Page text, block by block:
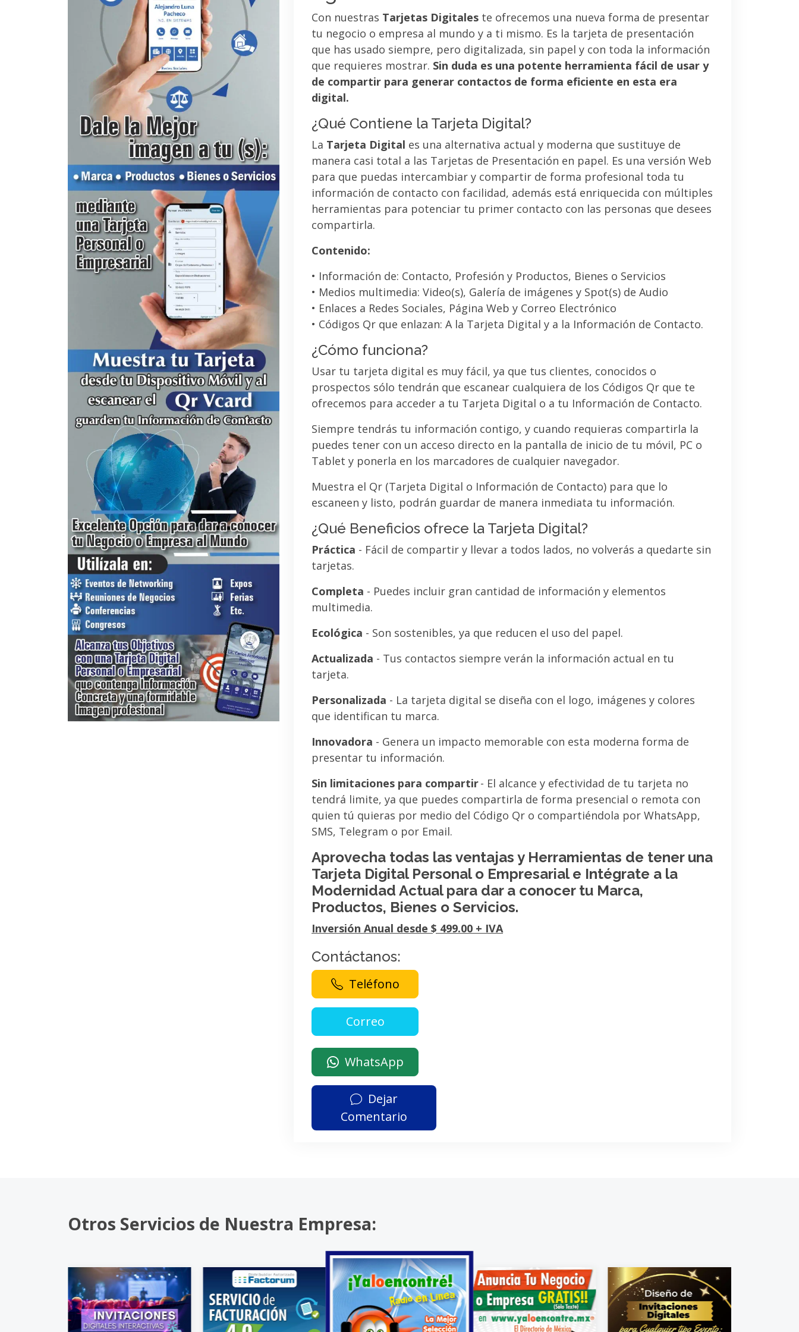
Con nuestras Tarjetas Digitales te ofrecemos una nueva forma de presentar
tu negocio o empresa al mundo y a ti mismo. Es la tarjeta de presentación
que has usado siempre, pero digitalizada, sin papel y con toda la información
que requieres mostrar. Sin duda es una potente herramienta fácil de usar y
de compartir para generar contactos de forma eficiente en esta era
digital.
¿Qué Contiene la Tarjeta Digital?
La Tarjeta Digital es una alternativa actual y moderna que sustituye de
manera casi total a las Tarjetas de Presentación en papel. Es una versión Web
para que puedas intercambiar y compartir de forma profesional toda tu
información de contacto con facilidad, además está enriquecida con múltiples
herramientas para potenciar tu primer contacto con las personas que desees
compartirla.
Contenido:
• Información de: Contacto, Profesión y Productos, Bienes o Servicios
• Medios multimedia: Video(s), Galería de imágenes y Spot(s) de Audio
• Enlaces a Redes Sociales, Página Web y Correo Electrónico
• Códigos Qr que enlazan: A la Tarjeta Digital y a la Información de Contacto.
¿Cómo funciona?
Usar tu tarjeta digital es muy fácil, ya que tus clientes, conocidos o
prospectos sólo tendrán que escanear cualquiera de los Códigos Qr que te
ofrecemos para acceder a tu Tarjeta Digital o a tu Información de Contacto.
Siempre tendrás tu información contigo, y cuando requieras compartirla la
puedes tener con un acceso directo en la pantalla de inicio de tu móvil, PC o
Tablet y ponerla en los marcadores de cualquier navegador.
Muestra el Qr (Tarjeta Digital o Información de Contacto) para que lo
escaneen y listo, podrán guardar de manera inmediata tu información.
¿Qué Beneficios ofrece la Tarjeta Digital?
Práctica - Fácil de compartir y llevar a todos lados, no volverás a quedarte sin
tarjetas.
Completa - Puedes incluir gran cantidad de información y elementos
multimedia.
Ecológica - Son sostenibles, ya que reducen el uso del papel.
Actualizada - Tus contactos siempre verán la información actual en tu
tarjeta.
Personalizada - La tarjeta digital se diseña con el logo, imágenes y colores
que identifican tu marca.
Innovadora - Genera un impacto memorable con esta moderna forma de
presentar tu información.
Sin limitaciones para compartir- El alcance y efectividad de tu tarjeta no
tendrá limite, ya que puedes compartirla de forma presencial o remota con
quien tú quieras por medio del Código Qr o compartiéndola por WhatsApp,
SMS, Telegram o por Email.
Aprovecha todas las ventajas y Herramientas de tener una
Tarjeta Digital Personal o Empresarial e Intégrate a la
Modernidad Actual para dar a conocer tu Marca,
Productos, Bienes o Servicios.
Inversión Anual desde $ 499.00 + IVA
Contáctanos:
Teléfono
WhatsApp
Dejar
Comentario
Otros Servicios de Nuestra Empresa: